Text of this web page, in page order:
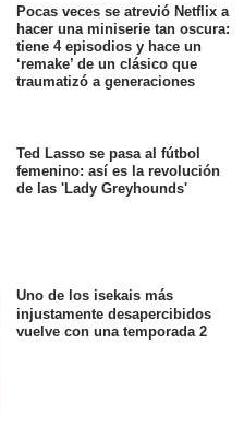
Pocas veces se atrevió Netflix a
hacer una miniserie tan oscura:
tiene 4 episodios y hace un
‘remake’ de un clásico que
traumatizó a generaciones
Ted Lasso se pasa al fútbol
femenino: así es la revolución
de las 'Lady Greyhounds'
Uno de los isekais más
injustamente desapercibidos
vuelve con una temporada 2